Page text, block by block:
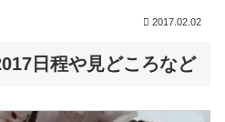
2017.02.02
日程や見どころなど